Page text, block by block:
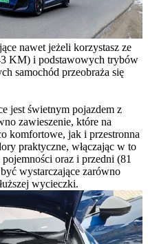
nawet jeżeli korzystasz ze
KM) i podstawowych trybów
samochód przeobraża się
jest świetnym pojazdem z
zawieszenie, które na
komfortowe, jak i przestronna
praktyczne, włączając w to
oraz i przedni (81
wystarczające zarówno
wycieczki.